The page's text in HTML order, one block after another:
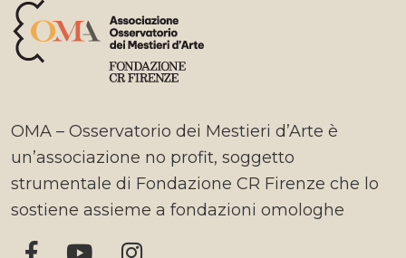
OMA – Osservatorio dei Mestieri d’Arte è
un’associazione no profit, soggetto
strumentale di Fondazione CR Firenze che lo
sostiene assieme a fondazioni omologhe